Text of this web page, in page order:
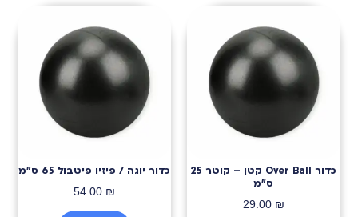
כדור Over Ball קטן – קוטר 25
ס״מ
29.00 ₪
כדור יוגה / פיזיו פיטבול 65 ס״מ
54.00 ₪